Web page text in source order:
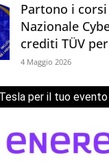
Partono i
Nazionale
crediti TÜV
4 Maggio 2026
per il tuo